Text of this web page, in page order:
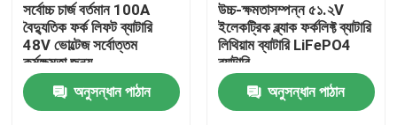
উদ্ধৃতির জন্য আবেদন
ফর্কলিফ্ট লিথিয়াম ব্যাটারি
সর্বোচ্চ চার্জ বর্তমান 100A
বৈদ্যুতিক ফর্ক লিফট ব্যাটারি
48V ভোল্টেজ সর্বোত্তম
কর্মক্ষমতা জন্য
অনুসন্ধান পাঠান
উচ্চ-ক্ষমতাসম্পন্ন ৫১.২V
ইলেকট্রিক ব্ল্যাক ফর্কলিফ্ট ব্যাটারি
লিথিয়াম ব্যাটারি LiFePO4
ব্যাটারি
অনুসন্ধান পাঠান